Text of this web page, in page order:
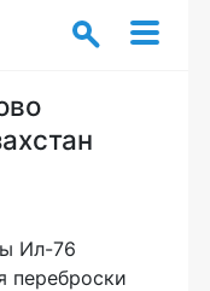
Ил-76
переброски